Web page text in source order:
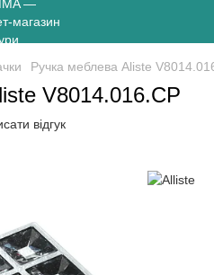
Ручка меблева Aliste
V8014.016.СP
відгук